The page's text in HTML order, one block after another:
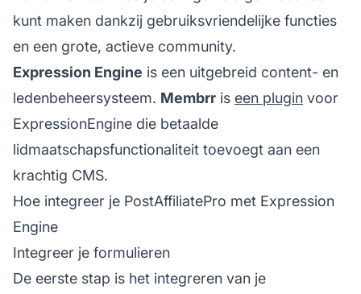
kunt maken dankzij gebruiksvriendelijke functies
en een grote, actieve community.
Expression Engine is een uitgebreid content- en
ledenbeheersysteem. Membrr is een plugin voor
ExpressionEngine die betaalde
lidmaatschapsfunctionaliteit toevoegt aan een
krachtig CMS.
Hoe integreer je PostAffiliatePro met Expression
Engine
Integreer je formulieren
De eerste stap is het integreren van je